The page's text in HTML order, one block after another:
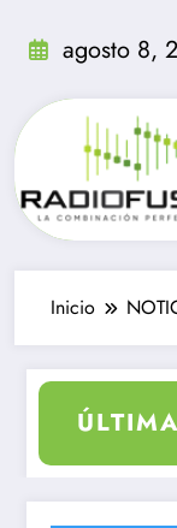
agosto 8,
Inicio